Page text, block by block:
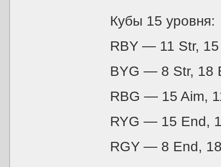
Кубы 15 уровня:
RBY — 11 Str,
BYG — 8 Str, 18
RBG — 15 Aim,
RYG — 15 End,
RGY — 8 End,